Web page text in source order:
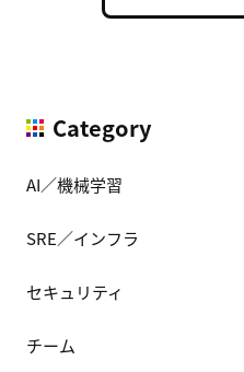
Category
AI／機械学習
SRE／インフラ
セキュリティ
チーム